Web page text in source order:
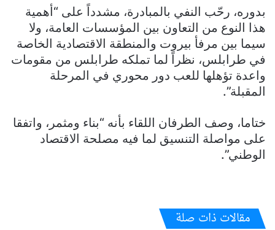
بدوره، رحّب النفي بالمبادرة، مشدداً على “أهمية
هذا النوع من التعاون بين المؤسسات العامة، ولا
سيما بين مرفأ بيروت والمنطقة الاقتصادية الخاصة
في طرابلس، نظراً لما تملكه طرابلس من مقومات
واعدة تؤهلها للعب دور محوري في المرحلة
المقبلة”.
ختاما، وصف الطرفان اللقاء بأنه “بناء ومثمر، واتفقا
على مواصلة التنسيق لما فيه مصلحة الاقتصاد
الوطني”.
مقالات ذات صلة